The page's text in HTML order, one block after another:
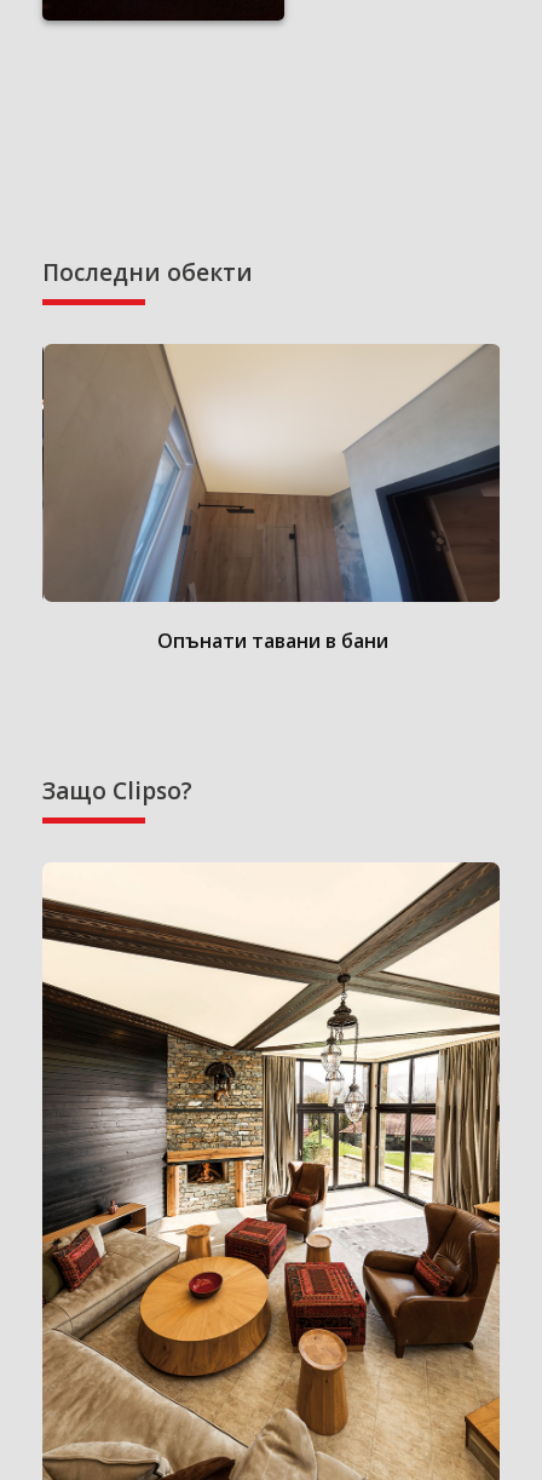
Последни обекти
Опънати тавани в бани
Защо Clipso?